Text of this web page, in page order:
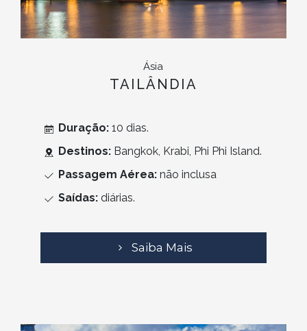
Ásia
TAILÂNDIA
Duração:10 dias.
Destinos: Bangkok, Krabi, Phi Phi Island.
Passagem Aérea:não inclusa
Saídas: diárias.
Saiba Mais